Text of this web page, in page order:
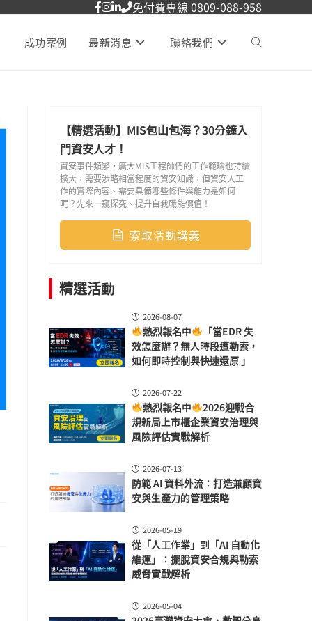
免付費專線 0809-088-958
成功案例 最新消息 聯絡我們
【精選活動】MIS包山包海？30分鐘入
門資安人才！
資安事件頻繁，廣大MIS工程師們的工作範疇也持續
擴大，需要涉略相當程度的資安知識，但資安人工
作的實際內容、需要具備哪些條件與能力是如何
呢？先來一窺探究、提升自我職能價值！
索取活動講義
精選活動
2026-08-07
熱烈報名中
「當EDR 失
效怎麼辦？無人時段遭勒索，
如何即時控制與快速還原 」
2026-07-22
熱烈報名中
2026迎戰合
規新局上市櫃企業資安治理與
風險評估實戰解析
2026-07-13
防範 AI 資料外流：打造兼顧資
安與生產力的管理策略
2026-05-19
從「人工作業」到「AI 自動化
維運」：擺脫資安合規與勒索
威脅實戰解析
2026-05-04